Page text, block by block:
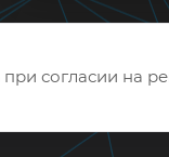
при согласии на